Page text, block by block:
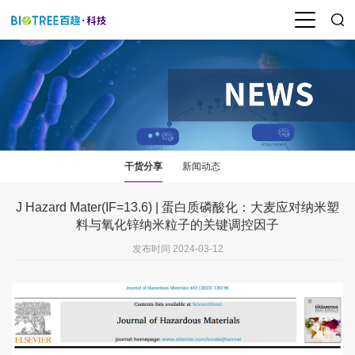
干货分享 新闻动态
J Hazard Mater(IF=13.6) | 蛋白质磷酸化：大麦应对纳米塑
料与氧化锌纳米粒子的关键调控因子
发布时间 2024-03-12